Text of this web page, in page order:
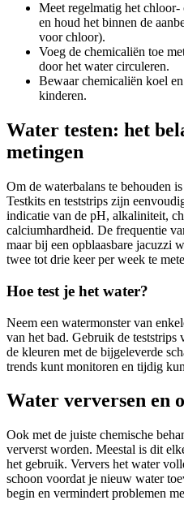
Meet regelmatig het chloor-
en houd het binnen de
voor chloor).
Voeg de chemicaliën toe
door het water circuleren.
Bewaar chemicaliën koel
kinderen.
Water testen: het
metingen
Om de waterbalans te behouden
Testkits en teststrips zijn
indicatie van de pH, alkaliniteit,
calciumhardheid. De frequentie
maar bij een opblaasbare jacuzzi
twee tot drie keer per week te
Hoe test je het water?
Neem een watermonster van
van het bad. Gebruik de
de kleuren met de bijgeleverde
trends kunt monitoren en tijdig
Water verversen en
Ook met de juiste chemische
ververst worden. Meestal is dit
het gebruik. Ververs het water
schoon voordat je nieuw water
begin en vermindert problemen